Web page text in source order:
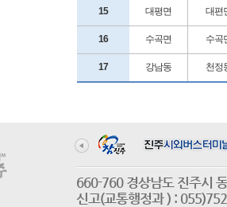
15 대평면 대편
16 수곡면 수곡
17 강남동 천정
660-760 경상남도 진
신고(교통행정과 ) :